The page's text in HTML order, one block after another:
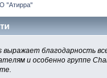
"Атирра"
выражает благодарность
и особенно группе